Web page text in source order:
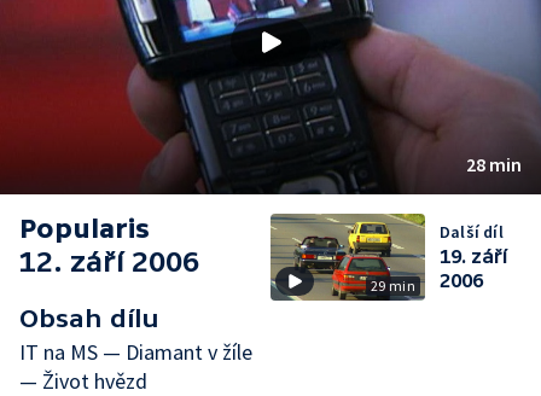
28 min
Popularis
12. září 2006
Obsah dílu
IT na MS — Diamant v žíle
— Život hvězd
29 min
Další díl
19. září
2006